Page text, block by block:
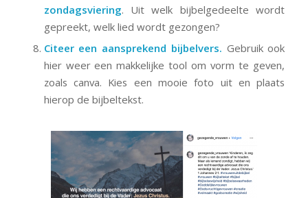
zondagsviering. Uit welk bijbelgedeelte wordt
gepreekt, welk lied wordt gezongen?
Citeer een aansprekend bijbelvers. Gebruik ook
hier weer een makkelijke tool om vorm te geven,
zoals canva. Kies een mooie foto uit en plaats
hierop de bijbeltekst.